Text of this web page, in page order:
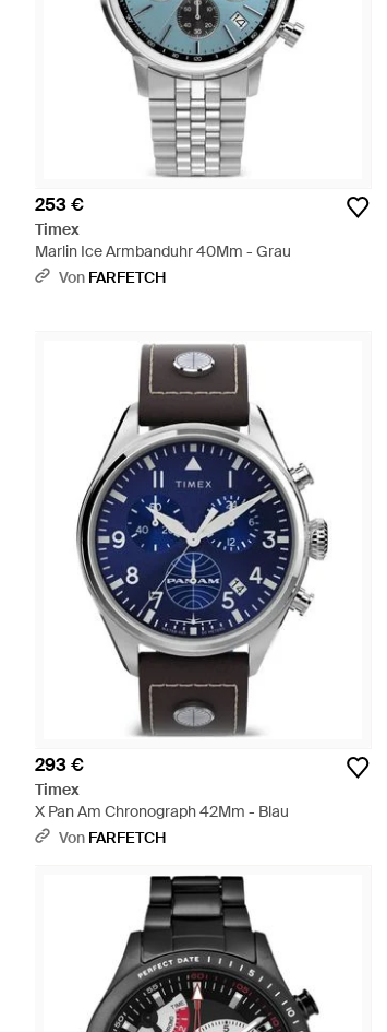
253 €
Timex
Marlin Ice Armbanduhr 40Mm - Grau
Von FARFETCH
293 €
Timex
X Pan Am Chronograph 42Mm - Blau
Von FARFETCH